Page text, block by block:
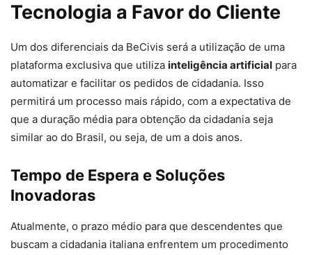
Tecnologia a Favor do Cliente
Um dos diferenciais da BeCivis será a utilização de uma
plataforma exclusiva que utiliza inteligência artificial para
automatizar e facilitar os pedidos de cidadania. Isso
permitirá um processo mais rápido, com a expectativa de
que a duração média para obtenção da cidadania seja
similar ao do Brasil, ou seja, de um a dois anos.
Tempo de Espera e Soluções
Inovadoras
Atualmente, o prazo médio para que descendentes que
buscam a cidadania italiana enfrentem um procedimento